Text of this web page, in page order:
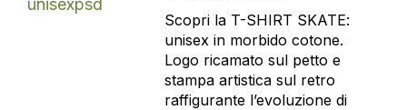
Scopri la T-SHIRT SKATE:
unisex in morbido cotone.
Logo ricamato sul petto e
stampa artistica sul retro
raffigurante l’evoluzione di